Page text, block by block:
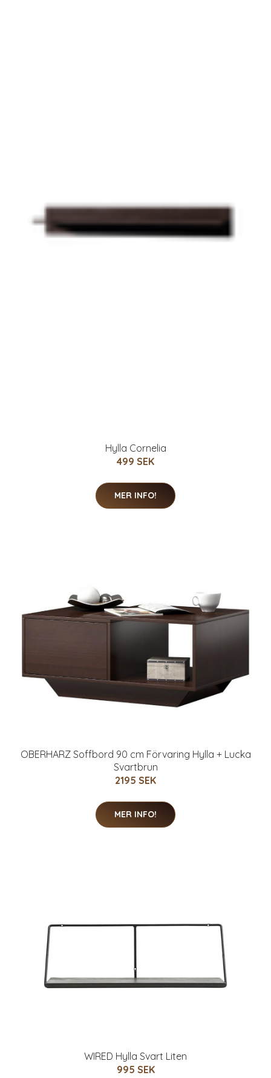
Hylla Cornelia
499 SEK
MER INFO!
OBERHARZ Soffbord 90 cm Förvaring Hylla + Lucka
Svartbrun
2195 SEK
MER INFO!
WIRED Hylla Svart Liten
995 SEK